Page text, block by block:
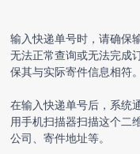
输入快递单号时，请确保
无法正常查询或无法完成
保其与实际寄件信息相符。
在输入快递单号后，系统
用手机扫描器扫描这个二
公司、寄件地址等。